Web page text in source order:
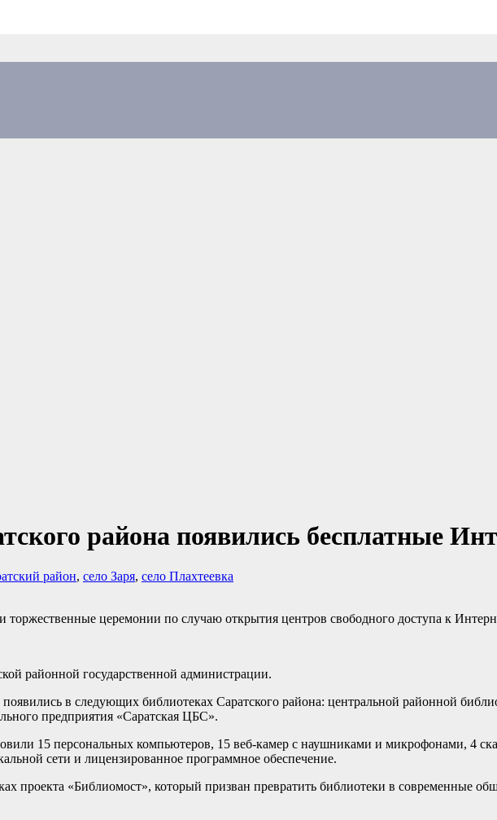
района появились бесплатные
район, село Заря, село Плахтеевка
торжественные церемонии по случаю открытия центров свободного доступа к
районной государственной администрации.
в следующих библиотеках Саратского района: центральной районной
предприятия «Саратская ЦБС».
15 персональных компьютеров, 15 веб-камер с наушниками и микрофонами, 4
сети и лицензированное программное обеспечение.
проекта «Библиомост», который призван превратить библиотеки в современные